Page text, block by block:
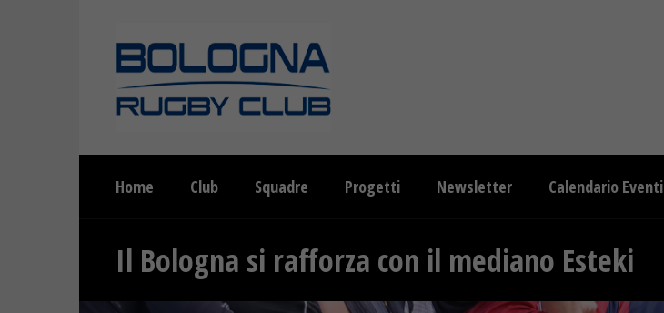
Home Club Squadre Progetti Newsletter Calendario Eventi
Il Bologna si rafforza con il mediano Esteki